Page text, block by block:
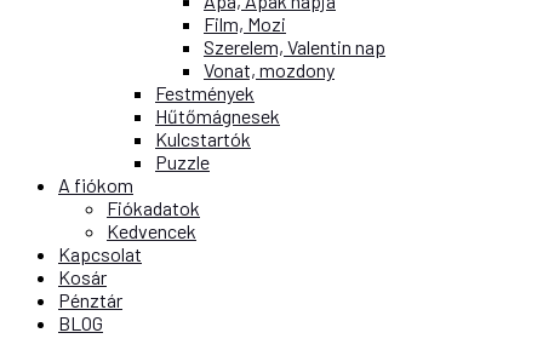
Film, Mozi
Szerelem, Valentin nap
Vonat, mozdony
Festmények
Hűtőmágnesek
Kulcstartók
Puzzle
A fiókom
Fiókadatok
Kedvencek
Kapcsolat
Kosár
Pénztár
BLOG